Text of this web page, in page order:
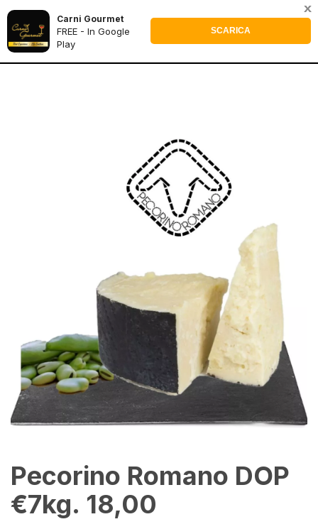
x
Carni Gourmet
FREE - In Google
Play
SCARICA
Pecorino Romano DOP
€7kg. 18,00